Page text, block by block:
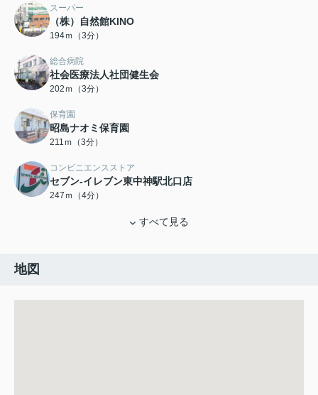
スーパー
（株）自然館KINO
194ｍ（3分）
総合病院
社会医療法人社団健生会
202ｍ（3分）
保育園
昭島ナオミ保育園
211ｍ（3分）
コンビニエンスストア
セブン-イレブン東中神駅北口店
247ｍ（4分）
すべて見る
地図